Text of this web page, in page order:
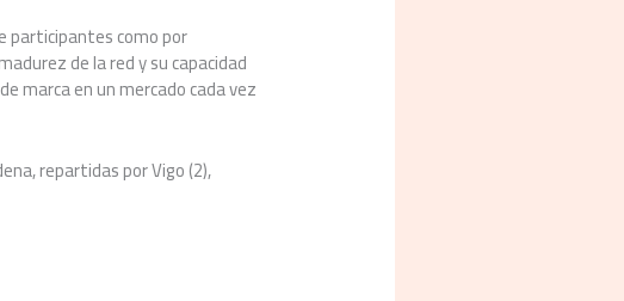
participantes como por
de la red y su capacidad
marca en un mercado cada vez
repartidas por Vigo (2),